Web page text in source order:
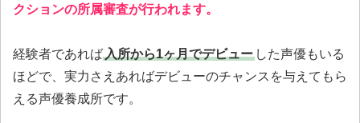
クションの所属審査が行われます。
経験者であれば入所から1ヶ月でデビューした声優もいる
ほどで、実力さえあればデビューのチャンスを与えてもら
える声優養成所です。